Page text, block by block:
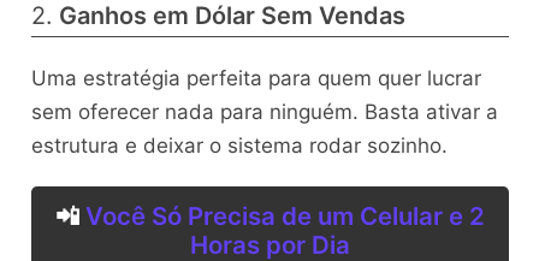
2. Ganhos em Dólar Sem Vendas
Uma estratégia perfeita para quem quer lucrar
sem oferecer nada para ninguém. Basta ativar a
estrutura e deixar o sistema rodar sozinho.
📲 Você Só Precisa de um Celular e 2
Horas por Dia